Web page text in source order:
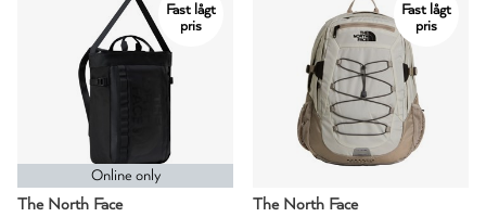
Fast lågt
pris
Online only
The North Face
Fast lågt
pris
The North Face